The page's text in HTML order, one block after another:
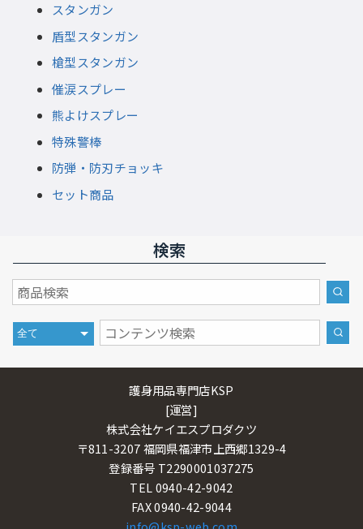
スタンガン
盾型スタンガン
槍型スタンガン
催涙スプレー
熊よけスプレー
特殊警棒
防弾・防刃チョッキ
セット商品
検索
護身用品専門店KSP
[運営]
株式会社ケイエスプロダクツ
〒811-3207 福岡県福津市上西郷1329-4
登録番号 T2290001037275
TEL 0940-42-9042
FAX 0940-42-9044